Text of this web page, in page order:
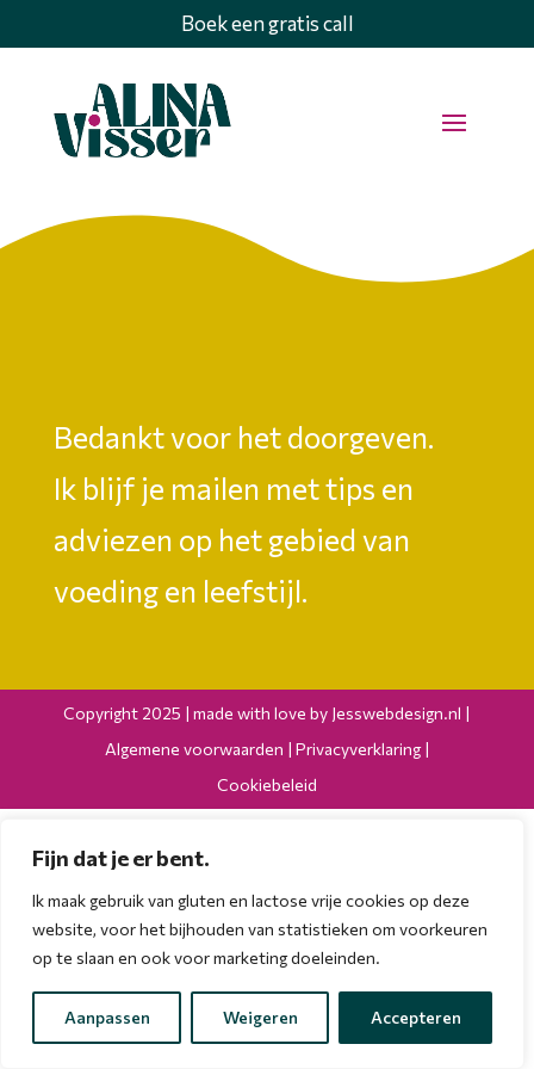
Fijn dat je er bent.
Ik maak gebruik van gluten en lactose vrije cookies op deze
website, voor het bijhouden van statistieken om voorkeuren
op te slaan en ook voor marketing doeleinden.
Aanpassen Weigeren Accepteren
Boek een gratis call
Bedankt voor het doorgeven.
Ik blijf je mailen met tips en
adviezen op het gebied van
voeding en leefstijl.
Copyright 2025 | made with love by Jesswebdesign.nl |
Algemene voorwaarden | Privacyverklaring|
Cookiebeleid